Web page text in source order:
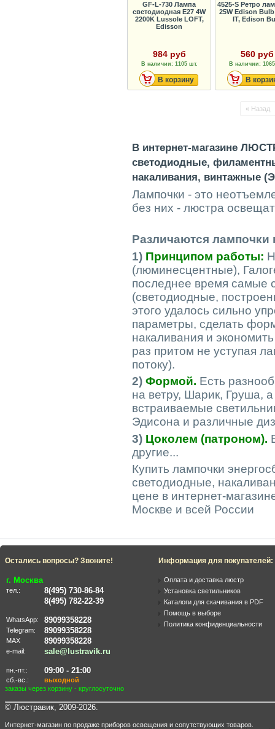
GF-L-730 Лампа
светодиодная Е27 4W
2200K Lussole LOFT,
Edisson
984 руб
В наличии: 1105 шт.
В корзину
4525-S Ретро
25W Edison
IT, Edison
560 руб
В наличии:
В
« Назад
В интернет-магазине
светодиодные,
накаливания, винтажные
Лампочки - это
без них - люстра
Различаются
1) Принципом работы:
(люминесцентные),
последнее время самые
(светодиодные,
этого удалось сильно
параметры, сделать
накаливания и
раз притом не уступая
потоку).
2) Формой. Есть
на ветру, Шарик, Груша,
встраиваемые
Эдисона и различные
3) Цоколем (патроном).
другие...
Купить лампочки
светодиодные,
цене в интернет-
Москве и всей России
Остались вопросы? Звоните!
г. Москва
тел.:
8(495) 730-86-84
8(495) 782-22-39
WhatsApp: 89099358228
Telegram: 89099358228
MAX 89099358228
e-mail: sale@lustravik.ru
пн.-пт.: 09:00 - 21:00
сб.-вс.:
выходной
заказы через корзину - круглосуточно
Информация для покупателей:
Оплата и доставка люстр
Установка светильников
Каталоги для скачивания в PDF
Помощь в выборе
Политика конфиденциальности
© Люстравик, 2009-2026.
Интернет-магазин по продаже приборов освещения и сопутствующих товаров.